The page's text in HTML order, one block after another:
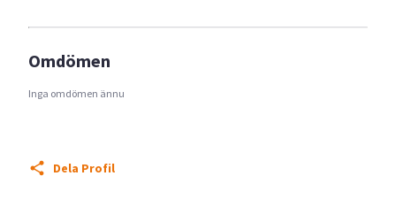
Omdömen
Inga omdömen ännu
Dela Profil